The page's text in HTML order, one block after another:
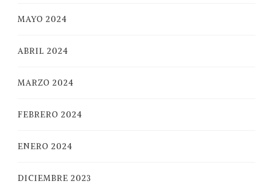
MAYO 2024
ABRIL 2024
MARZO 2024
FEBRERO 2024
ENERO 2024
DICIEMBRE 2023